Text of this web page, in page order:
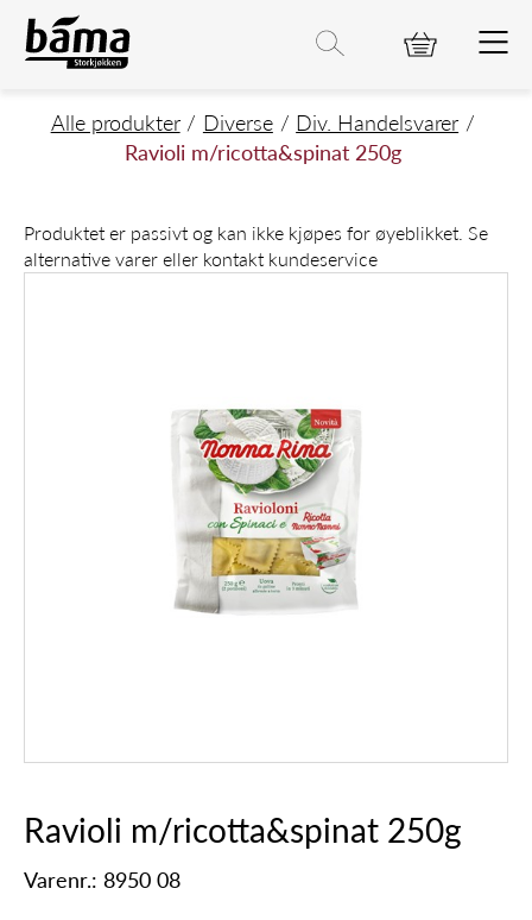
Ravioli m/ricotta&spinat 250g
Hovedinnhold
Hovedmeny
Hovedmeny
Alle produkter Diverse
Div. Handelsvarer
Ravioli m/ricotta&spinat 250g
Produktet er passivt og kan ikke kjøpes for øyeblikket. Se
alternative varer eller kontakt kundeservice
Ravioli m/ricotta&spinat 250g
Varenr.: 8950 08